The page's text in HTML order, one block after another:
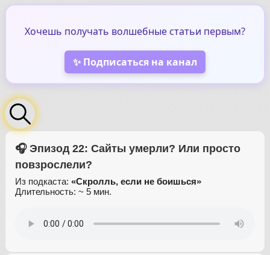
Хочешь получать волшебные статьи первым?
✨ Подписаться на канал
🎧 Эпизод 22: Сайты умерли? Или просто
повзрослели?
Из подкаста: «Скролль, если не боишься»
Длительность: ~ 5 мин.